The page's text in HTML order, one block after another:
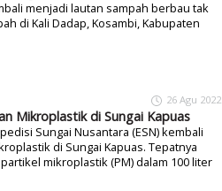
menjadi lautan sampah berbau tak
di Kali Dadap, Kosambi, Kabupaten
26 Agu 2022
Mikroplastik di Sungai Kapuas
Sungai Nusantara (ESN) kembali
di Sungai Kapuas. Tepatnya
mikroplastik (PM) dalam 100 liter